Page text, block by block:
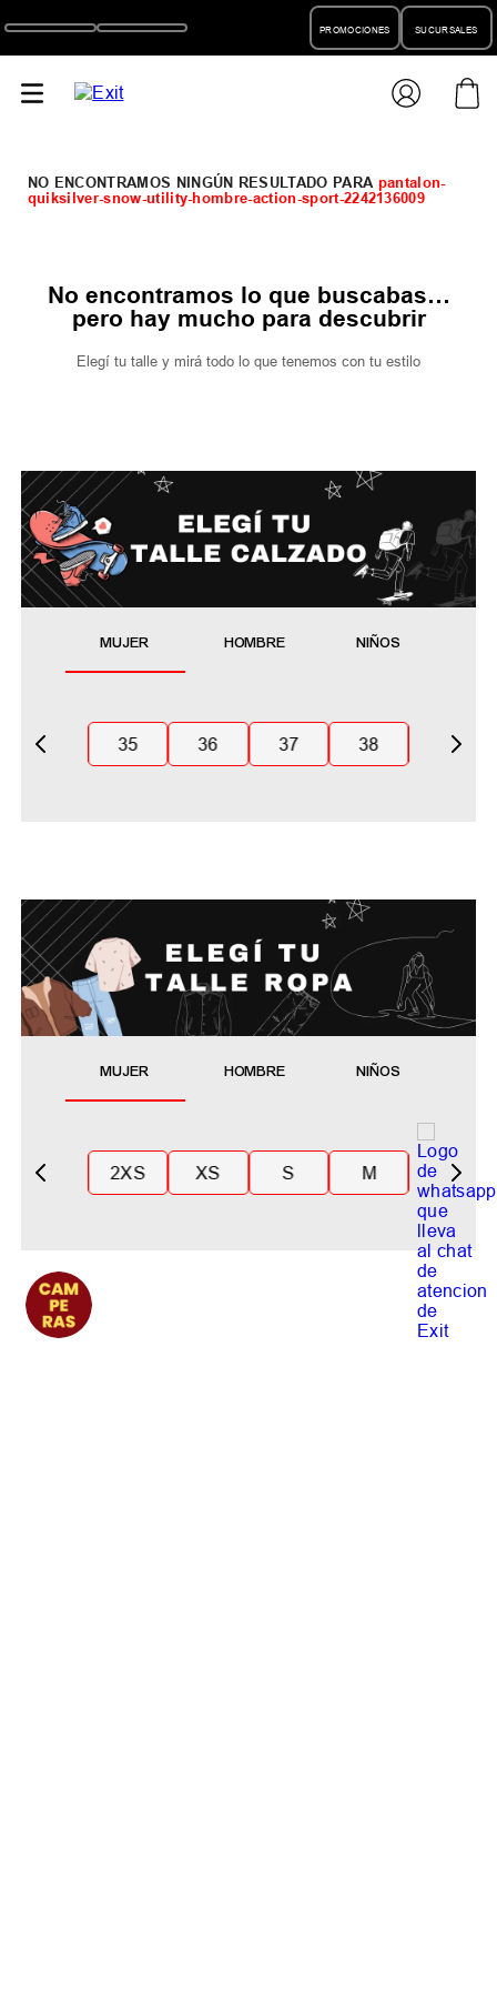
PROMOCIONES SUCURSALES
pantalon-
quiksilver-snow-utility-hombre-action-sport-2242136009
No encontramos lo que buscabas…
pero hay mucho para descubrir
Elegí tu talle y mirá todo lo que tenemos con tu estilo
MUJER HOMBRE NIÑOS
35 36 37 38
MUJER HOMBRE NIÑOS
2XS XS S M